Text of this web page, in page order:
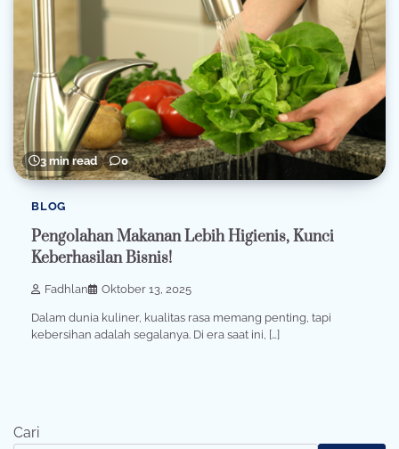
3 min read 0
BLOG
Pengolahan Makanan Lebih Higienis, Kunci
Keberhasilan Bisnis!
Fadhlan Oktober 13, 2025
Dalam dunia kuliner, kualitas rasa memang penting, tapi
kebersihan adalah segalanya. Di era saat ini, […]
Cari